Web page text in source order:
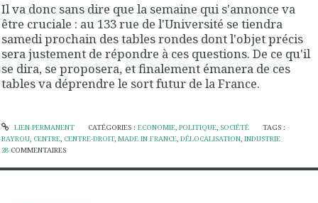
Il va donc sans dire que la semaine qui s'annonce va
être cruciale : au 133 rue de l'Université se tiendra
samedi prochain des tables rondes dont l'objet précis
sera justement de répondre à ces questions. De ce qu'il
se dira, se proposera, et finalement émanera de ces
tables va déprendre le sort futur de la France.
LIEN PERMANENT CATÉGORIES : ECONOMIE, POLITIQUE, SOCIÉTÉ
TAGS :
BAYROU CENTRE CENTRE-DROIT, MADE IN FRANCE DÉLOCALISATION INDUSTRIE
28 COMMENTAIRES